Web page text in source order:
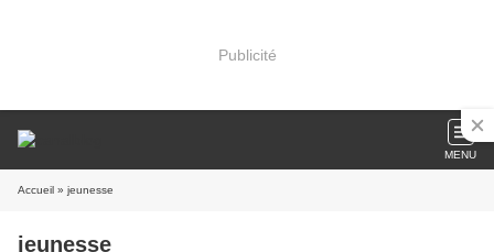
Publicité
MENU
Accueil » jeunesse
jeunesse